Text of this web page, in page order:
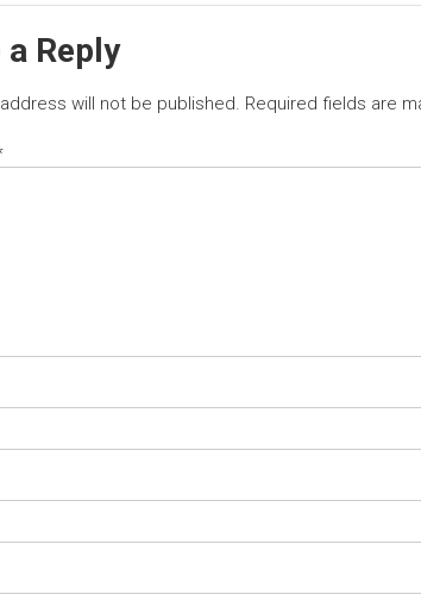
a Reply
will not be published. Required fields are